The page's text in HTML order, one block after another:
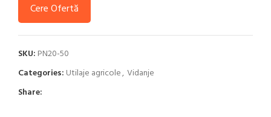
Cere Ofertă
SKU: PN20-50
Categories: Utilaje agricole, Vidanje
Share: